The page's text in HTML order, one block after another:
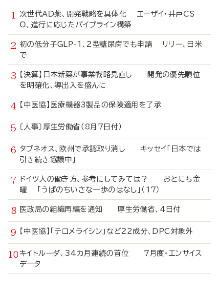
次世代AD薬、開発戦略を具体化 エーザイ・井戸CS
O、進行に応じたパイプライン構築
初の低分子GLP-1、2型糖尿病でも申請 リリー、日米
で
【決算】日本新薬が事業戦略見直し 開発の優先順位
を明確化、導出入を盛んに
【中医協】医療機器3製品の保険適用を了承
〔人事〕厚生労働省（8月7日付）
タブネオス、欧州で承認取り消し キッセイ「日本では
引き続き協議中」
ドイツ人の働き方、参考にしてみては？ おとにち金
曜 「うぱのちいさな一歩のはなし」（17）
医政局の組織再編を通知 厚生労働省、4日付
【中医協】「テロメライシン」など22成分、DPC対象外
キイトルーダ、34カ月連続の首位 7月度・エンサイス
データ